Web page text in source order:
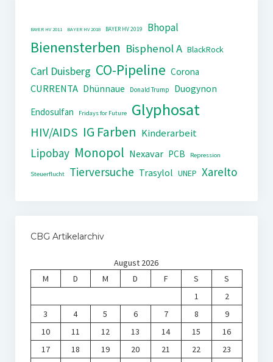
BAYER HV 2011 BAYER HV 2018 BAYER HV 2019 Bhopal
Bienensterben Bisphenol A BlackRock
Carl Duisberg CO-Pipeline Corona
CURRENTA Dhünnaue Donald Trump
Duogynon
Endosulfan
Fridays for Future Glyphosat
HIV/AIDS IG Farben Kinderarbeit
Lipobay Monopol Nexavar PCB Repression
Steuerflucht Tierversuche Trasylol UNEP Xarelto
CBG Artikelarchiv
August 2026
M
D M D F S
S
1
2
3
4 5 6 7 8
9
10
11 12 13 14 15
16
17
18 19 20 21 22
23